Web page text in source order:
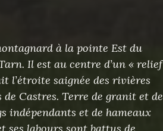
à la pointe Est du
Il est au centre d’un « relief
l’étroite saignée des rivières
de Castres. Terre de granit et de
indépendants et de hameaux
ses labours sont battus de